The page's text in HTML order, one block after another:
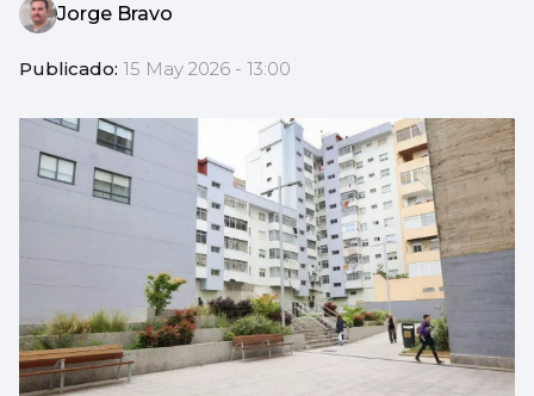
Jorge Bravo
Publicado: 15 May 2026 - 13:00